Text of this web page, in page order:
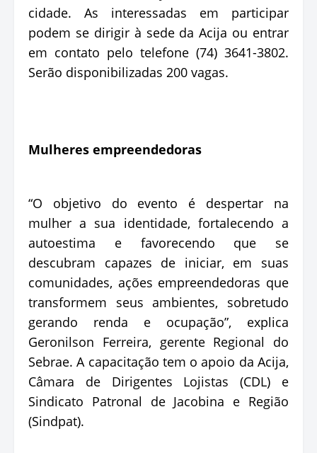
cidade. As interessadas em participar
podem se dirigir à sede da Acija ou entrar
em contato pelo telefone (74) 3641-3802.
Serão disponibilizadas 200 vagas.
Mulheres empreendedoras
“O objetivo do evento é despertar na
mulher a sua identidade, fortalecendo a
autoestima e favorecendo que se
descubram capazes de iniciar, em suas
comunidades, ações empreendedoras que
transformem seus ambientes, sobretudo
gerando renda e ocupação”, explica
Geronilson Ferreira, gerente Regional do
Sebrae. A capacitação tem o apoio da Acija,
Câmara de Dirigentes Lojistas (CDL) e
Sindicato Patronal de Jacobina e Região
(Sindpat).